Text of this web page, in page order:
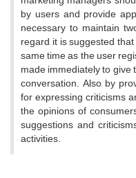
by users and provide
necessary to maintain
regard, it is suggested
same time as the user
made immediately to
conversation. Also, by
for expressing criticisms
the opinions of
suggestions and
activities.